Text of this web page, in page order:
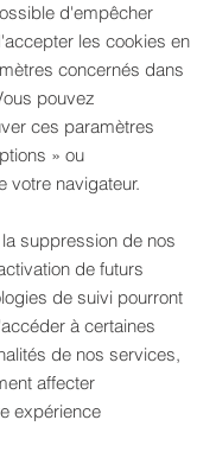
d'empêcher
les cookies en
concernés dans
pouvez
ces paramètres
» ou
votre navigateur.
suppression de nos
de futurs
de suivi pourront
à certaines
de nos services,
affecter
expérience